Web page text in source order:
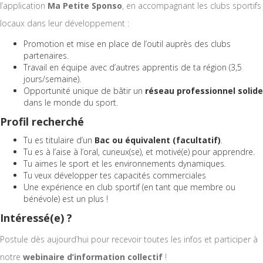
l’application Ma Petite Sponso, en accompagnant les clubs sportifs
locaux dans leur développement :
Promotion et mise en place de l’outil auprès des clubs
partenaires.
Travail en équipe avec d’autres apprentis de ta région (3,5
jours/semaine).
Opportunité unique de bâtir un réseau professionnel solide
dans le monde du sport.
Profil recherché
Tu es titulaire d’un Bac ou équivalent (facultatif).
Tu es à l’aise à l’oral, curieux(se), et motivé(e) pour apprendre.
Tu aimes le sport et les environnements dynamiques.
Tu veux développer tes capacités commerciales
Une expérience en club sportif (en tant que membre ou
bénévole) est un plus !
Intéressé(e) ?
Postule dès aujourd’hui pour recevoir toutes les infos et participer à
notre webinaire d’information collectif !